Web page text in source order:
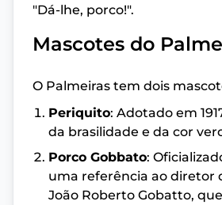
"Dá-lhe, porco!".
Mascotes do
O Palmeiras tem dois
Periquito: Adotado em
da brasilidade e da cor
Porco Gobbato:
uma referência ao diretor
João Roberto Gobatto,